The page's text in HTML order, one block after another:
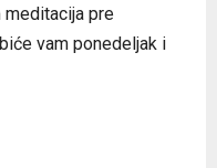
meditacija pre
vam ponedeljak i